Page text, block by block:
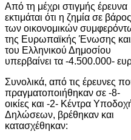
Από τη μέχρι στιγμής έρευνα
εκτιμάται ότι η ζημία σε βάρος
των οικονομικών
της Ευρωπαϊκής Ένωσης και
του Ελληνικού Δημοσίου
υπερβαίνει τα -4.500.000-
Συνολικά, από τις έρευνες
πραγματοποιήθηκαν σε -8-
οικίες και -2- Κέντρα
Δηλώσεων, βρέθηκαν και
κατασχέθηκαν: